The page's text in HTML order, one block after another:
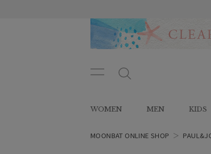
ン
ュ
ー
タ
WOMEN MEN KIDS
MOONBAT ONLINE SHOP ＞